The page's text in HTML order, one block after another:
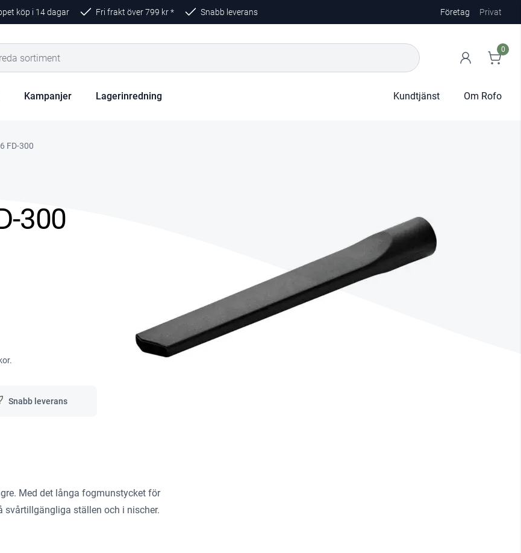
köp i 14 dagar Fri frakt över799 kr * Snabb leverans Företag Privat
0
Kampanjer Lagerinredning Kundtjänst Om Rofo
FD-300
300
Snabb leverans
Med det långa fogmunstycket för
svårtillgängliga ställen och i nischer.